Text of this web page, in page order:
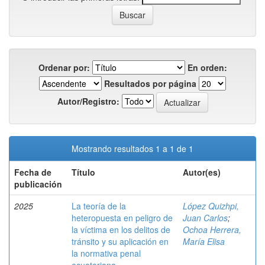
Ordenar por:
En orden:
Resultados por página
Autor/Registro:
Mostrando resultados 1 a 1 de 1
Fecha de
publicación
Título Autor(es)
2025
La teoría de la
heteropuesta en peligro de
la víctima en los delitos de
tránsito y su aplicación en
la normativa penal
López Quizhpi,
Juan Carlos;
Ochoa Herrera,
María Elisa